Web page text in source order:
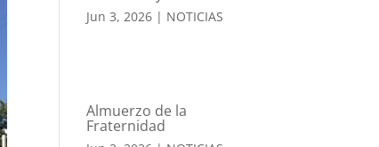
Jun 3, 2026 | NOTICIAS
Almuerzo de la
Fraternidad